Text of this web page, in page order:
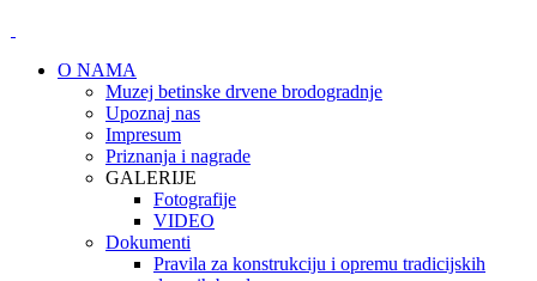
O NAMA
Muzej betinske drvene brodogradnje
Upoznaj nas
Impresum
Priznanja i nagrade
GALERIJE
Fotografije
VIDEO
Dokumenti
Pravila za konstrukciju i opremu tradicijskih